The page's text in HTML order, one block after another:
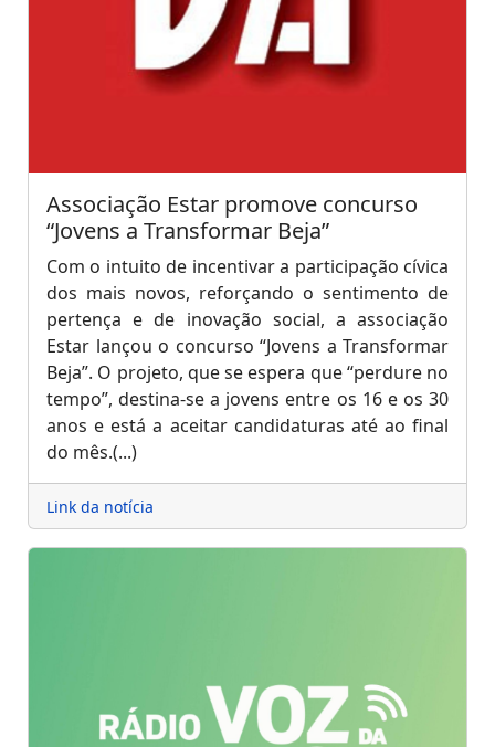
Associação Estar promove concurso
“Jovens a Transformar Beja”
Com o intuito de incentivar a participação cívica
dos mais novos, reforçando o sentimento de
pertença e de inovação social, a associação
Estar lançou o concurso “Jovens a Transformar
Beja”. O projeto, que se espera que “perdure no
tempo”, destina-se a jovens entre os 16 e os 30
anos e está a aceitar candidaturas até ao final
do mês.(...)
Link da notícia